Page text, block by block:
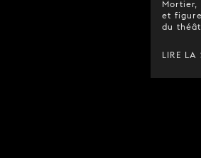
Mortier,
et
du
LIRE LA